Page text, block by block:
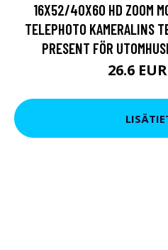
16X52/40X60 HD ZOOM
TELEPHOTO KAMERALINS
PRESENT FÖR
26.6 EUR